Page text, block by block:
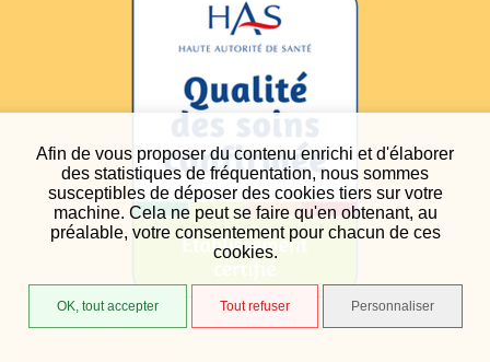
Afin de vous proposer du contenu enrichi et d'élaborer
des statistiques de fréquentation, nous sommes
susceptibles de déposer des cookies tiers sur votre
machine. Cela ne peut se faire qu'en obtenant, au
préalable, votre consentement pour chacun de ces
cookies.
OK, tout accepter Tout refuser Personnaliser